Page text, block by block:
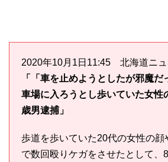
2020年10月1日11:45 北海道ニ
「「車を止めようとしたが邪魔
車場に入ろうとし歩いていた女
歳男逮捕」
歩道を歩いていた20代の女性の顔
で数回殴りケガをさせたとして、